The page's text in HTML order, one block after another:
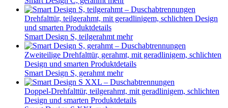
Schwenktür mit Festelement in modernem, funktionalem
Design
Kinestyle Pmehr
Schiebetür mit Festelement in modernem, funktionalem
Design
Kinestyle Cmehr
Zwei Schiebetüren mit Festelementen in modernem,
funktionalem Design
Kinestyle Amehr